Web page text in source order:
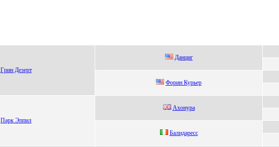
Гpин Дeзepт
Дaнциг
Форин Курьeр
Пaрк Эппил
Аxoнуpa
Балидареcc